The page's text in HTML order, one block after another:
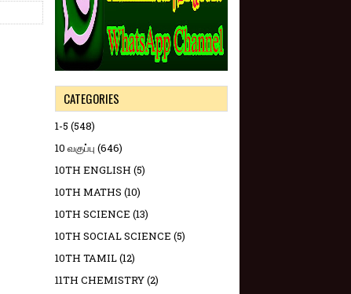
CATEGORIES
1-5 (548)
10 வகுப்பு (646)
10TH ENGLISH (5)
10TH MATHS (10)
10TH SCIENCE (13)
10TH SOCIAL SCIENCE (5)
10TH TAMIL(12)
11TH CHEMISTRY(2)